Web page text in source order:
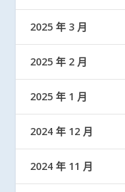
2025 年 3 月
2025 年 2 月
2025 年 1 月
2024 年 12 月
2024 年 11 月